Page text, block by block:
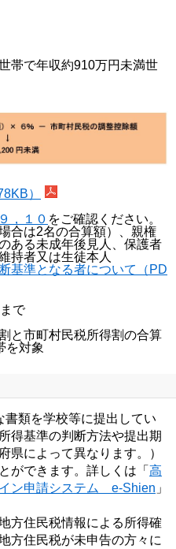
帯で年収約910万円未満世
）
，１０ をご確認ください。
合は2名の合算額）、親権
ある未成年後見人、保護者
持者又は生徒本人
基準となる者について（PD
で
と市町村民税所得割の合算
を対象
類を学校等に提出してい
得基準の判断方法や提出期
県によって異なります。）
ができます。詳しくは「 高
ン申請システム e-Shien 」
方住民税情報による所得確
方住民税が未申告の方々に